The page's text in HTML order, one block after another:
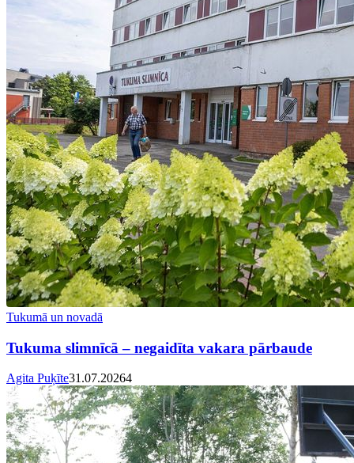
Tukumā un novadā
Tukuma slimnīcā – negaidīta vakara pārbaude
Agita Puķīte31.07.20264